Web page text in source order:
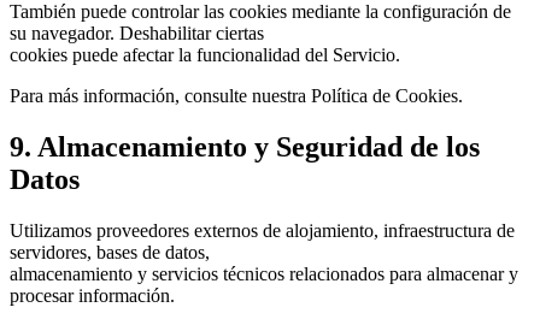
También puede controlar las cookies mediante la configuración de
su navegador. Deshabilitar ciertas
cookies puede afectar la funcionalidad del Servicio.
Para más información, consulte nuestra Política de Cookies.
9. Almacenamiento y Seguridad de los
Datos
Utilizamos proveedores externos de alojamiento, infraestructura de
servidores, bases de datos,
almacenamiento y servicios técnicos relacionados para almacenar y
procesar información.